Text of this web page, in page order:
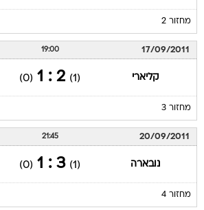
מחזור 2
17/09/2011
19:00
קליארי (1)
2 : 1
(0)
מחזור 3
20/09/2011
21:45
נובארה (1)
3 : 1
(0)
מחזור 4